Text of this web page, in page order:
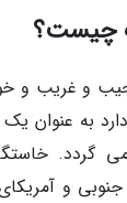
چیست؟
و غریب و
به عنوان یک
گردد.
و